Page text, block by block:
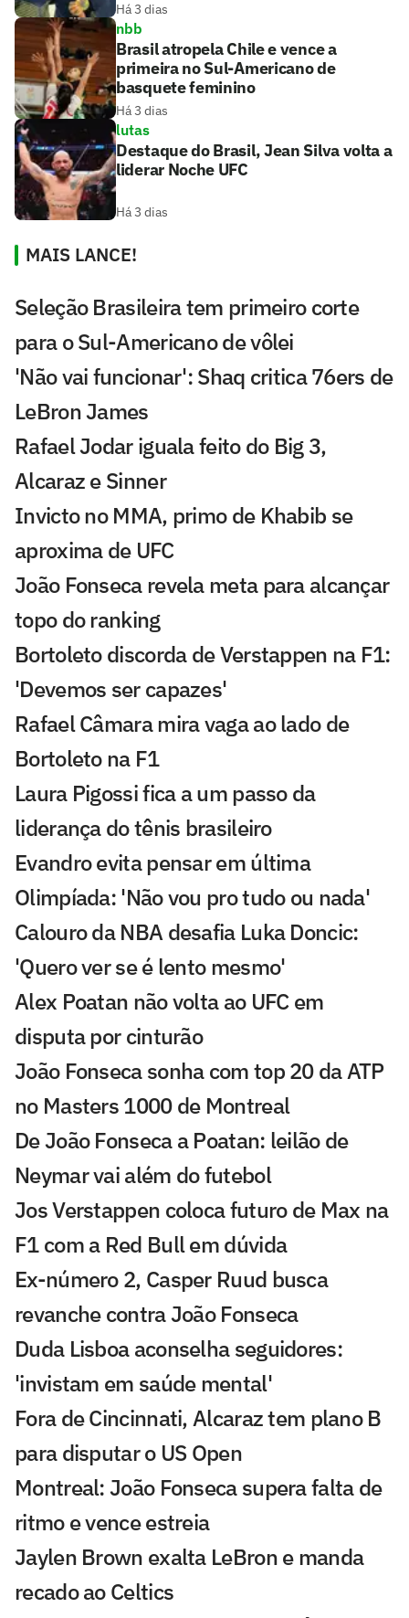
Há 3 dias
nbb
Brasil atropela Chile e vence a
primeira no Sul-Americano de
basquete feminino
Há 3 dias
lutas
Destaque do Brasil, Jean Silva volta a
liderar Noche UFC
Há 3 dias
MAIS LANCE!
Seleção Brasileira tem primeiro corte
para o Sul-Americano de vôlei
'Não vai funcionar': Shaq critica 76ers de
LeBron James
Rafael Jodar iguala feito do Big 3,
Alcaraz e Sinner
Invicto no MMA, primo de Khabib se
aproxima de UFC
João Fonseca revela meta para alcançar
topo do ranking
Bortoleto discorda de Verstappen na F1:
'Devemos ser capazes'
Rafael Câmara mira vaga ao lado de
Bortoleto na F1
Laura Pigossi fica a um passo da
liderança do tênis brasileiro
Evandro evita pensar em última
Olimpíada: 'Não vou pro tudo ou nada'
Calouro da NBA desafia Luka Doncic:
'Quero ver se é lento mesmo'
Alex Poatan não volta ao UFC em
disputa por cinturão
João Fonseca sonha com top 20 da ATP
no Masters 1000 de Montreal
De João Fonseca a Poatan: leilão de
Neymar vai além do futebol
Jos Verstappen coloca futuro de Max na
F1 com a Red Bull em dúvida
Ex-número 2, Casper Ruud busca
revanche contra João Fonseca
Duda Lisboa aconselha seguidores:
'invistam em saúde mental'
Fora de Cincinnati, Alcaraz tem plano B
para disputar o US Open
Montreal: João Fonseca supera falta de
ritmo e vence estreia
Jaylen Brown exalta LeBron e manda
recado ao Celtics